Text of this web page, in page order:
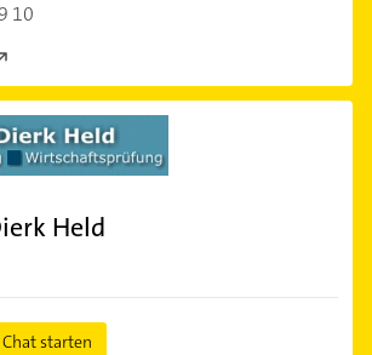
10
Held
Chat starten